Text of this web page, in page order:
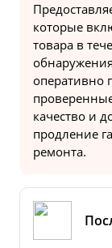
которые
товара в
оперативно
качество и
продление
ремонта.